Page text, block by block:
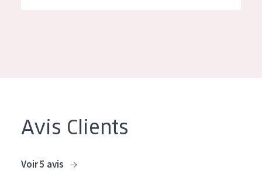
TYPE DE PRODUIT
Avis Clients
Voir 5 avis